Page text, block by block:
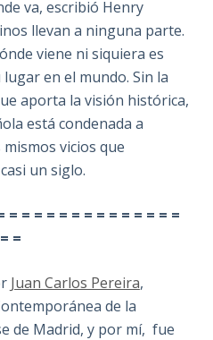
va, escribió Henry
llevan a ninguna parte.
viene ni siquiera es
en el mundo. Sin la
aporta la visión histórica,
está condenada a
vicios que
un siglo.
= = = = = = = = = = = = = =
=
Juan Carlos Pereira,
de la
de Madrid, y por mí, fue